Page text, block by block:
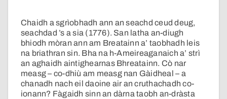
Chaidh a sgrìobhadh ann an seachd ceud deug,
seachdad ’s a sia (1776). San latha an-diugh
bhiodh mòran ann am Breatainn a’ taobhadh leis
na briathran sin. Bha na h-Ameireaganaich a’ strì
an aghaidh aintighearnas Bhreatainn. Cò nar
measg – co-dhiù am measg nan Gàidheal – a
chanadh nach eil daoine air an cruthachadh co-
ionann? Fàgaidh sinn an dàrna taobh an-dràsta